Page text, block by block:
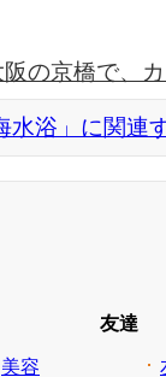
阪の京橋で、カ
水浴」に関連
美容
友達